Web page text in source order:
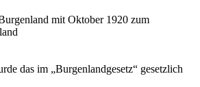
mit Oktober 1920 zum
das im „Burgenlandgesetz“ gesetzlich